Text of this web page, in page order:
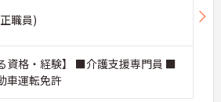
職員)
る資格・経験】 ■介護支援専門員 ■
車運転免許